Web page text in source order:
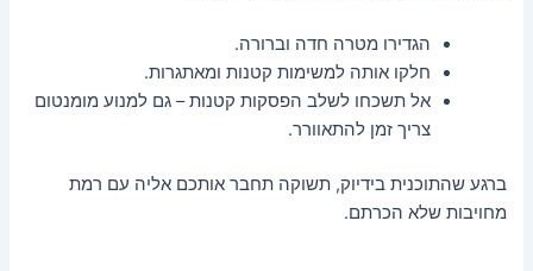
הגדירו מטרה חדה וברורה.
חלקו אותה למשימות קטנות ומאתגרות.
אל תשכחו לשלב הפסקות קטנות – גם למנוע מומנטום
צריך זמן להתאוורר.
ברגע שהתוכנית בידיוק, תשוקה תחבר אותכם אליה עם רמת
מחויבות שלא הכרתם.